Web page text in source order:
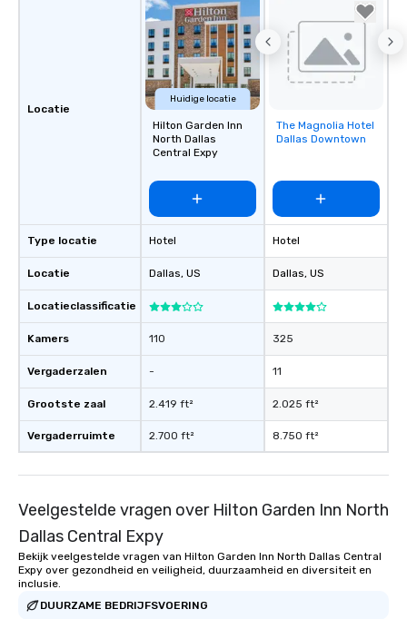
Locatie
Type locatie
Locatie
Locatieclassificatie
Kamers
Vergaderzalen
Grootste zaal
Vergaderruimte
Huidige locatie
Hilton Garden Inn
North Dallas
Central Expy
Hotel
Dallas, US
110
-
2.419 ft²
2.700 ft²
Removed from
favorites
The Magnolia Hotel
Dallas Downtown
Hotel
Dallas, US
325
11
2.025 ft²
8.750 ft²
Veelgestelde vragen over Hilton Garden Inn North
Dallas Central Expy
Bekijk veelgestelde vragen van Hilton Garden Inn North Dallas Central
Expy over gezondheid en veiligheid, duurzaamheid en diversiteit en
inclusie.
DUURZAME BEDRIJFSVOERING